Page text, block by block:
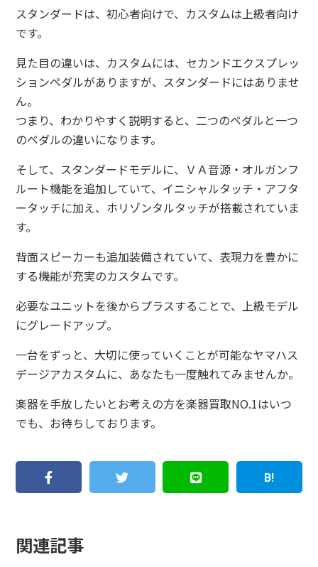
スタンダードは、初心者向けで、カスタムは上級者向け
です。
見た目の違いは、カスタムには、セカンドエクスプレッ
ションペダルがありますが、スタンダードにはありませ
ん。
つまり、わかりやすく説明すると、二つのペダルと一つ
のペダルの違いになります。
そして、スタンダードモデルに、ＶＡ音源・オルガンフ
ルート機能を追加していて、イニシャルタッチ・アフタ
ータッチに加え、ホリゾンタルタッチが搭載されていま
す。
背面スピーカーも追加装備されていて、表現力を豊かに
する機能が充実のカスタムです。
必要なユニットを後からプラスすることで、上級モデル
にグレードアップ。
一台をずっと、大切に使っていくことが可能なヤマハス
デージアカスタムに、あなたも一度触れてみませんか。
楽器を手放したいとお考えの方を楽器買取NO.1はいつ
でも、お待ちしております。
関連記事